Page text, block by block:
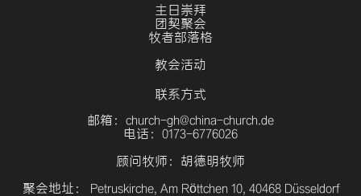
主日崇拜
团契聚会
牧者部落格
教会活动
联系方式
邮箱：church-gh@china-church.de
电话：0173-6776026
顾问牧师：胡德明牧师
聚会地址： Petruskirche, Am Röttchen 10, 40468 Düsseldorf